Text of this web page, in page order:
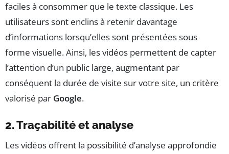
faciles à consommer que le texte classique. Les
utilisateurs sont enclins à retenir davantage
d’informations lorsqu’elles sont présentées sous
forme visuelle. Ainsi, les vidéos permettent de capter
l’attention d’un public large, augmentant par
conséquent la durée de visite sur votre site, un critère
valorisé par Google.
2. Traçabilité et analyse
Les vidéos offrent la possibilité d’analyse approfondie